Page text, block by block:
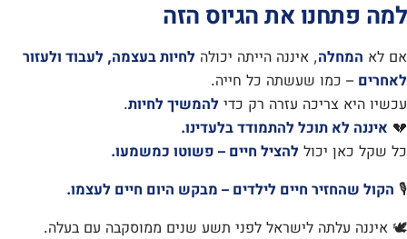
למה פתחנו את הגיוס הזה
אם לא המחלה, איננה הייתה יכולה לחיות בעצמה, לעבוד ולעזור
לאחרים – כמו שעשתה כל חייה.
עכשיו היא צריכה עזרה רק כדי להמשיך לחיות.
💔 איננה לא תוכל להתמודד בלעדינו.
כל שקל כאן יכול להציל חיים – פשוטו כמשמעו.
🎙️ הקול שהחזיר חיים לילדים – מבקש היום חיים לעצמו.
🕊️ איננה עלתה לישראל לפני תשע שנים ממוסקבה עם בעלה.